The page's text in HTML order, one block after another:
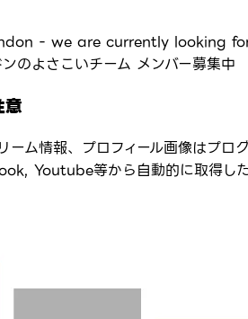
- we are currently looking
のよさこいチーム メンバー募集中
ム情報、プロフィール画像はプロ
Youtube等から自動的に取得し